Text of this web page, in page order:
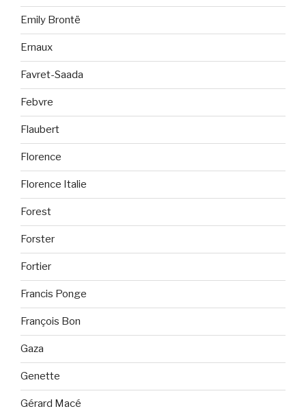
Emily Brontë
Ernaux
Favret-Saada
Febvre
Flaubert
Florence
Florence Italie
Forest
Forster
Fortier
Francis Ponge
François Bon
Gaza
Genette
Gérard Macé